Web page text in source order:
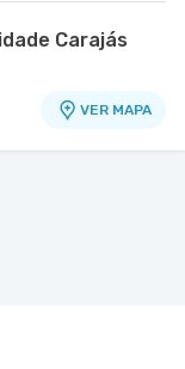
Carajás
VER MAPA